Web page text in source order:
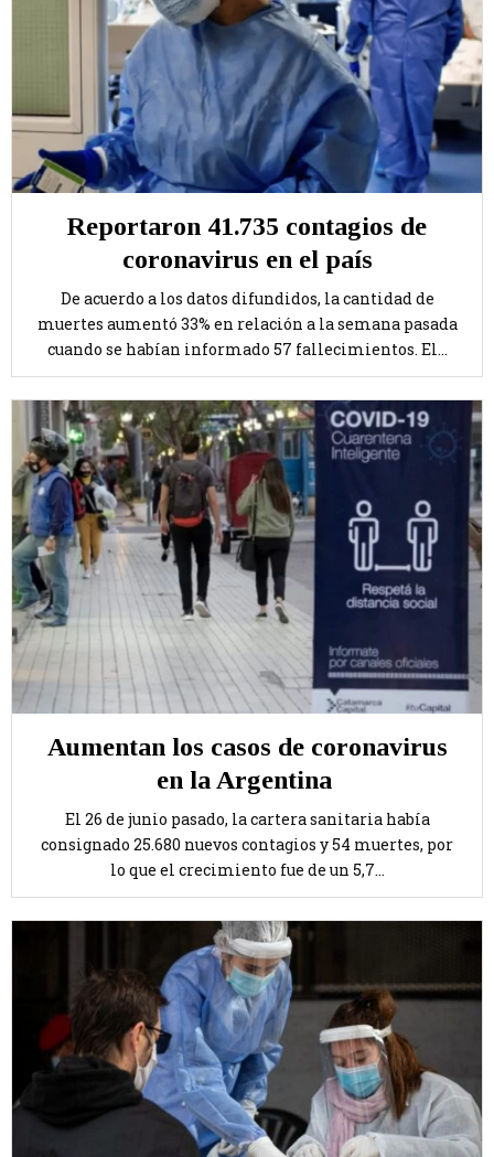
Reportaron 41.735 contagios de
coronavirus en el país
De acuerdo a los datos difundidos, la cantidad de
muertes aumentó 33% en relación a la semana pasada
cuando se habían informado 57 fallecimientos. El...
Aumentan los casos de coronavirus
en la Argentina
El 26 de junio pasado, la cartera sanitaria había
consignado 25.680 nuevos contagios y 54 muertes, por
lo que el crecimiento fue de un 5,7...